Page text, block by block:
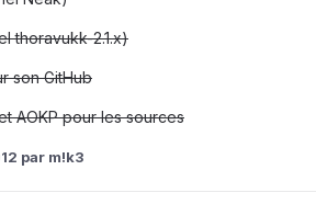
thoravukk-2.1.x)
son GitHub
AOKP pour les sources
par m!k3